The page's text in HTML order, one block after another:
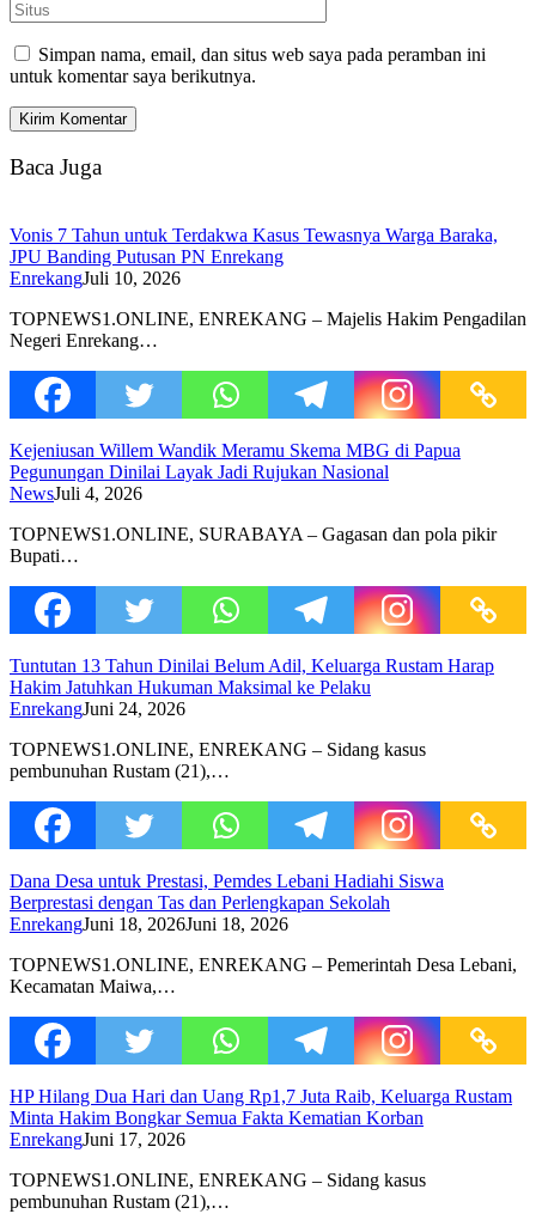
Simpan nama, email, dan situs web saya pada peramban ini
untuk komentar saya berikutnya.
Baca Juga
Vonis 7 Tahun untuk Terdakwa Kasus Tewasnya Warga Baraka,
JPU Banding Putusan PN Enrekang
EnrekangJuli 10, 2026
TOPNEWS1.ONLINE, ENREKANG – Majelis Hakim Pengadilan
Negeri Enrekang…
Kejeniusan Willem Wandik Meramu Skema MBG di Papua
Pegunungan Dinilai Layak Jadi Rujukan Nasional
NewsJuli 4, 2026
TOPNEWS1.ONLINE, SURABAYA – Gagasan dan pola pikir
Bupati…
Tuntutan 13 Tahun Dinilai Belum Adil, Keluarga Rustam Harap
Hakim Jatuhkan Hukuman Maksimal ke Pelaku
EnrekangJuni 24, 2026
TOPNEWS1.ONLINE, ENREKANG – Sidang kasus
pembunuhan Rustam (21),…
Dana Desa untuk Prestasi, Pemdes Lebani Hadiahi Siswa
Berprestasi dengan Tas dan Perlengkapan Sekolah
EnrekangJuni 18, 2026Juni 18, 2026
TOPNEWS1.ONLINE, ENREKANG – Pemerintah Desa Lebani,
Kecamatan Maiwa,…
HP Hilang Dua Hari dan Uang Rp1,7 Juta Raib, Keluarga Rustam
Minta Hakim Bongkar Semua Fakta Kematian Korban
EnrekangJuni 17, 2026
TOPNEWS1.ONLINE, ENREKANG – Sidang kasus
pembunuhan Rustam (21),…